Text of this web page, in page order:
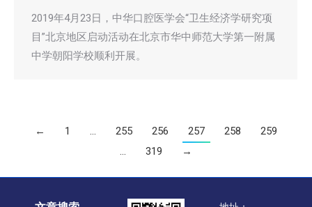
2019年4月23日，中华口腔医学会“卫生经济学研究项
目”北京地区启动活动在北京市华中师范大学第一附属
中学朝阳学校顺利开展。
← 1 … 255 256 257 258
259
…
319 →